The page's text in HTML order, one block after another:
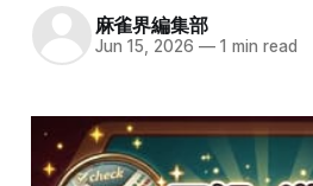
麻雀界編集部
Jun 15, 2026 —1 min read